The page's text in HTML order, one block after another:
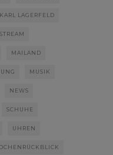
KARL LAGERFELD
MAILAND
MUSIK
NEWS
SCHUHE
UHREN